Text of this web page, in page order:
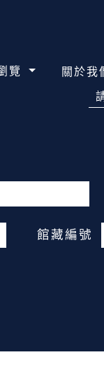
覽 關於我
請
館藏編號